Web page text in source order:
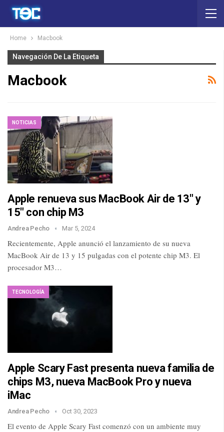
Home Macbook
Navegación De La Etiqueta
Macbook
NOTICIAS
Apple renueva sus MacBook Air de 13″ y
15″ con chip M3
Andrea Pecho Mar 5, 2024
Recientemente, Apple anunció el lanzamiento de su nueva
MacBook Air de 13 y 15 pulgadas con el potente chip M3. El
procesador M3…
TECNOLOGÍA
Apple Scary Fast presenta nueva familia de
chips M3, nueva MacBook Pro y nueva
iMac
Andrea Pecho Oct 30, 2023
El evento de Apple Scary Fast comenzó con un ambiente muy